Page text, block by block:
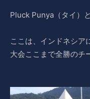
Pluck Punya（タイ）と
ここは、インドネシア
大会ここまで全勝のチ